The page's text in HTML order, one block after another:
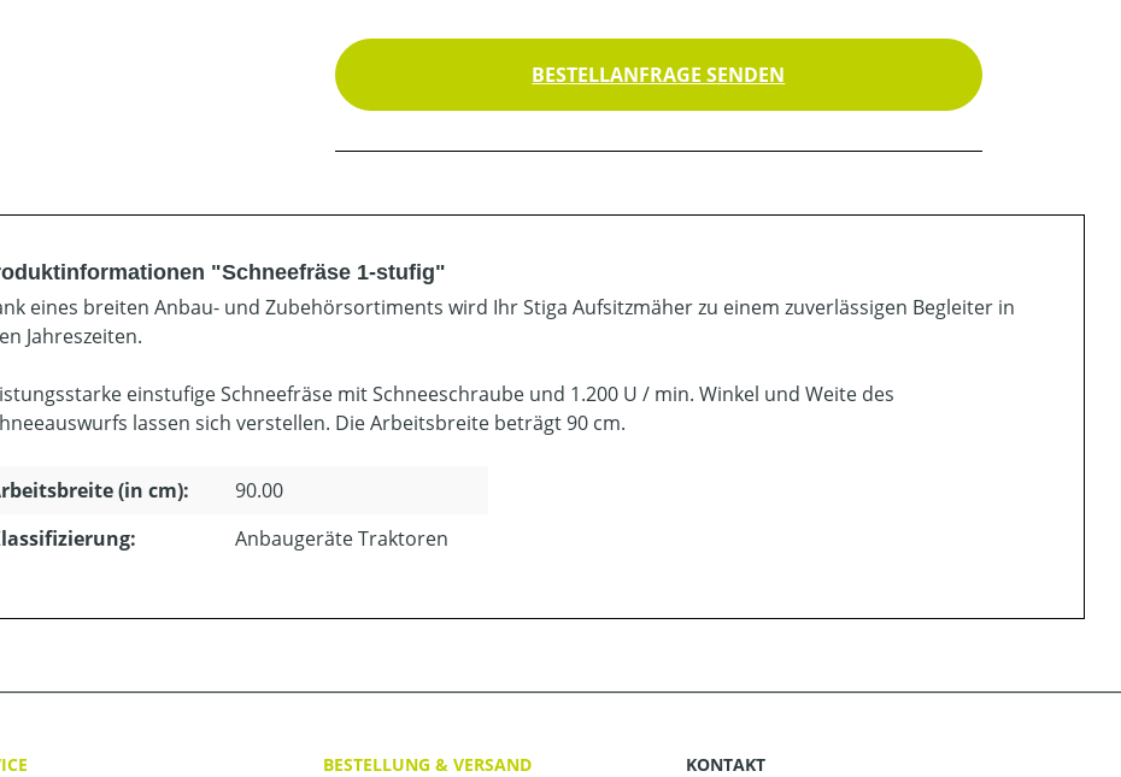
BESTELLANFRAGE SENDEN
"Schneefräse 1-stufig"
eines breiten Anbau- und Zubehörsortiments wird Ihr Stiga Aufsitzmäher zu einem zuverlässigen Begleiter in
Jahreszeiten.
einstufige Schneefräse mit Schneeschraube und 1.200 U / min. Winkel und Weite des
lassen sich verstellen. Die Arbeitsbreite beträgt 90 cm.
(in cm):
90.00
Anbaugeräte Traktoren
BESTELLUNG & VERSAND
KONTAKT